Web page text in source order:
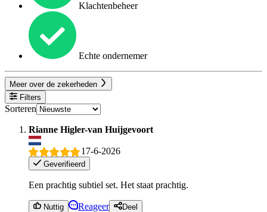
Klachtenbeheer
Echte ondernemer
Meer over de zekerheden
Filters
Sorteren
Rianne Higler-van Huijgevoort
17-6-2026
Geverifieerd
Een prachtig subtiel set. Het staat prachtig.
Nuttig Reageer Deel